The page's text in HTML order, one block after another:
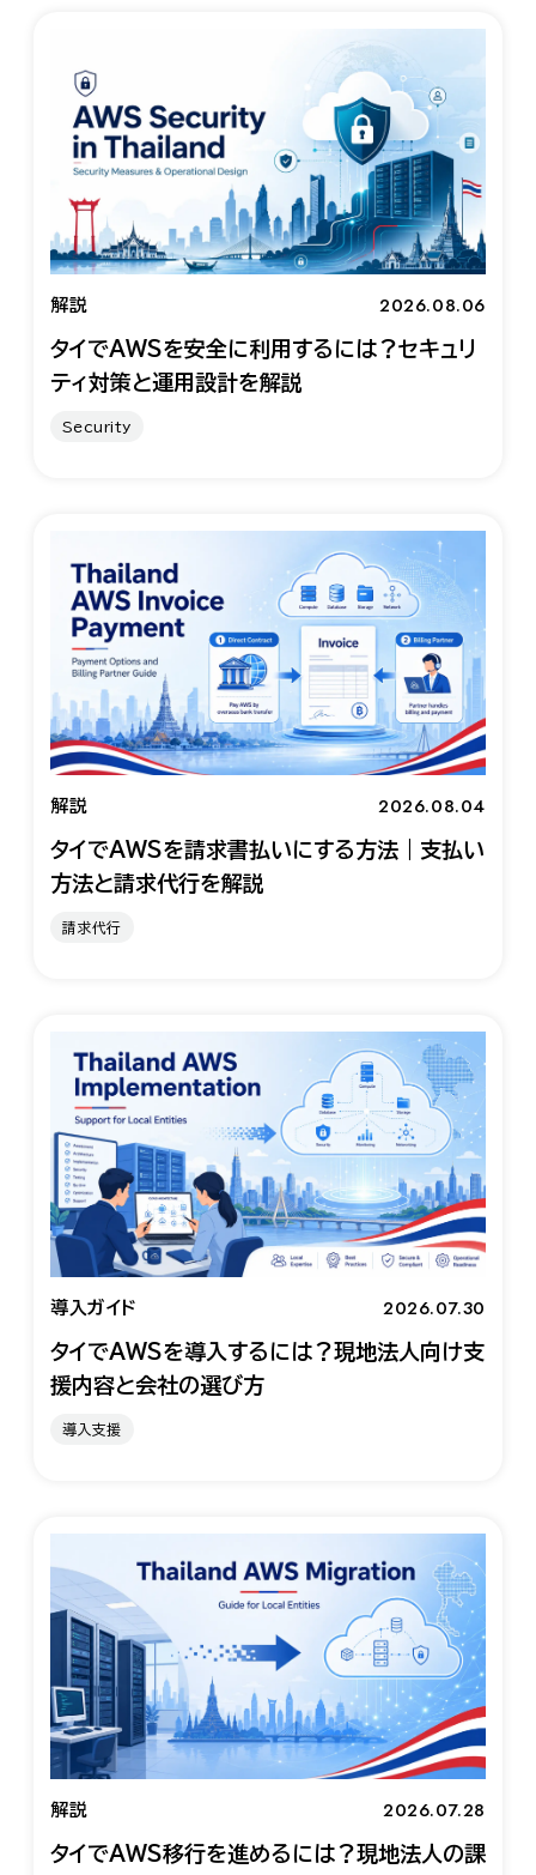
解説 2026.08.06
タイでAWSを安全に利用するには？セキュリ
ティ対策と運用設計を解説
Security
解説 2026.08.04
タイでAWSを請求書払いにする方法｜支払い
方法と請求代行を解説
請求代行
導入ガイド 2026.07.30
タイでAWSを導入するには？現地法人向け支
援内容と会社の選び方
導入支援
解説 2026.07.28
タイでAWS移行を進めるには？現地法人の課